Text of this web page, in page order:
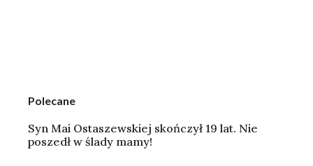
Polecane
Syn Mai Ostaszewskiej skończył 19 lat. Nie
poszedł w ślady mamy!